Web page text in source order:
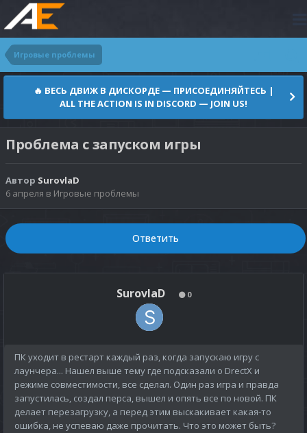
Игровые проблемы
🔥 ВЕСЬ ДВИЖ В ДИСКОРДЕ — ПРИСОЕДИНЯЙТЕСЬ |
ALL THE ACTION IS IN DISCORD — JOIN US!
Проблема с запуском игры
Автор SurovlaD
6 апреля в Игровые проблемы
Ответить
SurovlaD 0
ПК уходит в рестарт каждый раз, когда запускаю игру с
лаунчера... Нашел выше тему где подсказали о DrectX и
режиме совместимости, все сделал. Один раз игра и правда
запустилась, создал перса, вышел и опять все по новой. ПК
делает перезагрузку, а перед этим выскакивает какая-то
ошибка, не успеваю даже прочитать. Что это может быть?